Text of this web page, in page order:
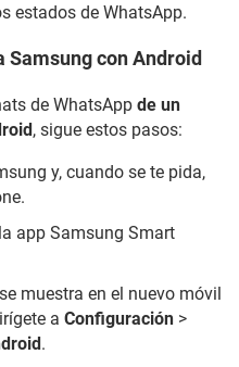
estados de WhatsApp.
Samsung con Android
de WhatsApp de un
, sigue estos pasos:
y, cuando se te pida,
app Samsung Smart
muestra en el nuevo móvil
a Configuración >
.